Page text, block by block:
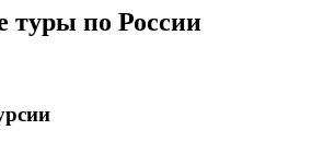
туры по России